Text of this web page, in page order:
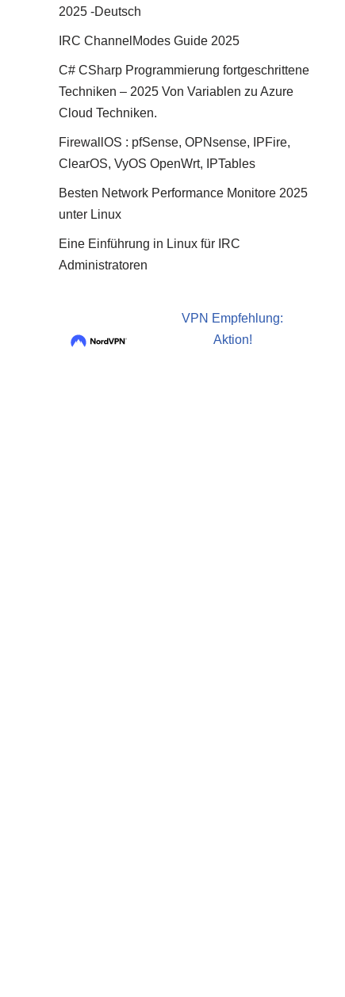
2025 -Deutsch
IRC ChannelModes Guide 2025
C# CSharp Programmierung fortgeschrittene
Techniken – 2025 Von Variablen zu Azure
Cloud Techniken.
FirewallOS : pfSense, OPNsense, IPFire,
ClearOS, VyOS OpenWrt, IPTables
Besten Network Performance Monitore 2025
unter Linux
Eine Einführung in Linux für IRC
Administratoren
VPN Empfehlung:
Aktion!